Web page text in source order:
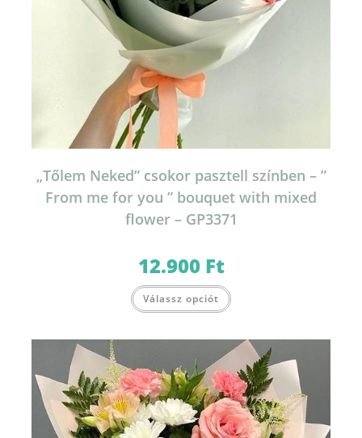
„Tőlem Neked” csokor pasztell színben – ”
From me for you ” bouquet with mixed
flower – GP3371
12.900 Ft
Válassz opciót